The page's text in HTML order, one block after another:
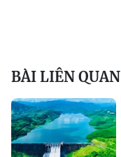
BÀI LIÊN QUAN